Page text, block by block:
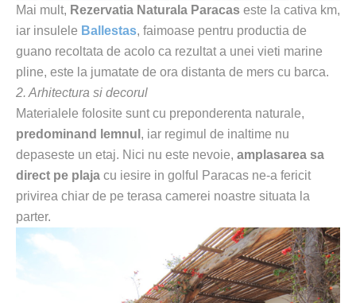
Mai mult, Rezervatia Naturala Paracas este la cativa km,
iar insulele Ballestas, faimoase pentru productia de
guano recoltata de acolo ca rezultat a unei vieti marine
pline, este la jumatate de ora distanta de mers cu barca.
2. Arhitectura si decorul
Materialele folosite sunt cu preponderenta naturale,
predominand lemnul , iar regimul de inaltime nu
depaseste un etaj. Nici nu este nevoie, amplasarea sa
direct pe plaja cu iesire in golful Paracas ne-a fericit
privirea chiar de pe terasa camerei noastre situata la
parter.